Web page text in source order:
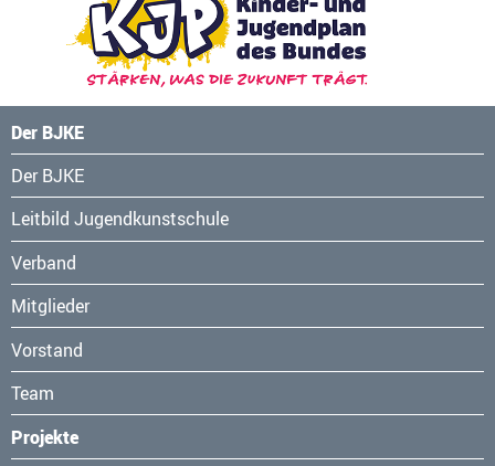
Der BJKE
Navigation
überspringen
Der BJKE
Leitbild Jugendkunstschule
Verband
Mitglieder
Vorstand
Team
Projekte